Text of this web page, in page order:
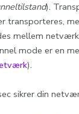
).
transporteres,
mellem
mode er en
).
sikrer din